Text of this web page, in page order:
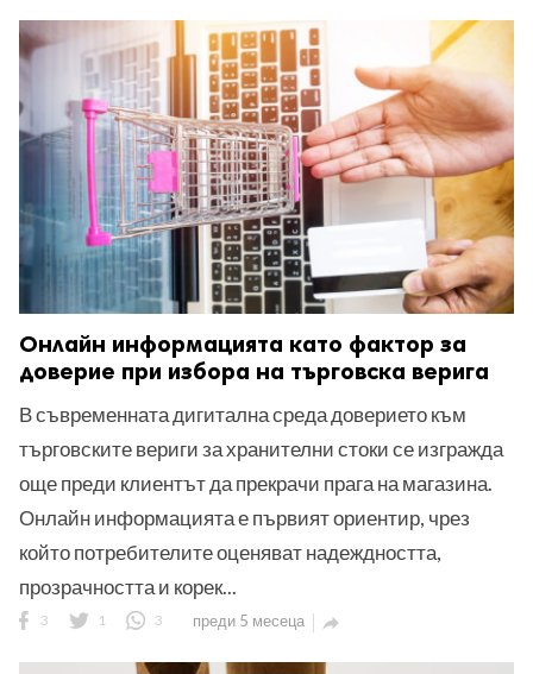
Онлайн информацията като фактор за
доверие при избора на търговска верига
В съвременната дигитална среда доверието към
търговските вериги за хранителни стоки се изгражда
още преди клиентът да прекрачи прага на магазина.
Онлайн информацията е първият ориентир, чрез
който потребителите оценяват надеждността,
прозрачността и корек...
3 1 3 преди 5 месеца 